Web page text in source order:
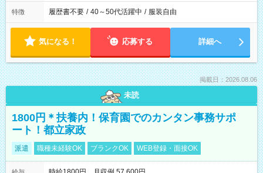
特徴 履歴書不要 / 40～50代活躍中 / 服装自由
気になる！ 応募する 詳細へ
掲載日：2026.08.06
未読
1800円＊扶養内！保育園でのカンタン事務サポ
ート！都立家政
派遣 職種未経験OK ブランクOK WEB登録・面接OK